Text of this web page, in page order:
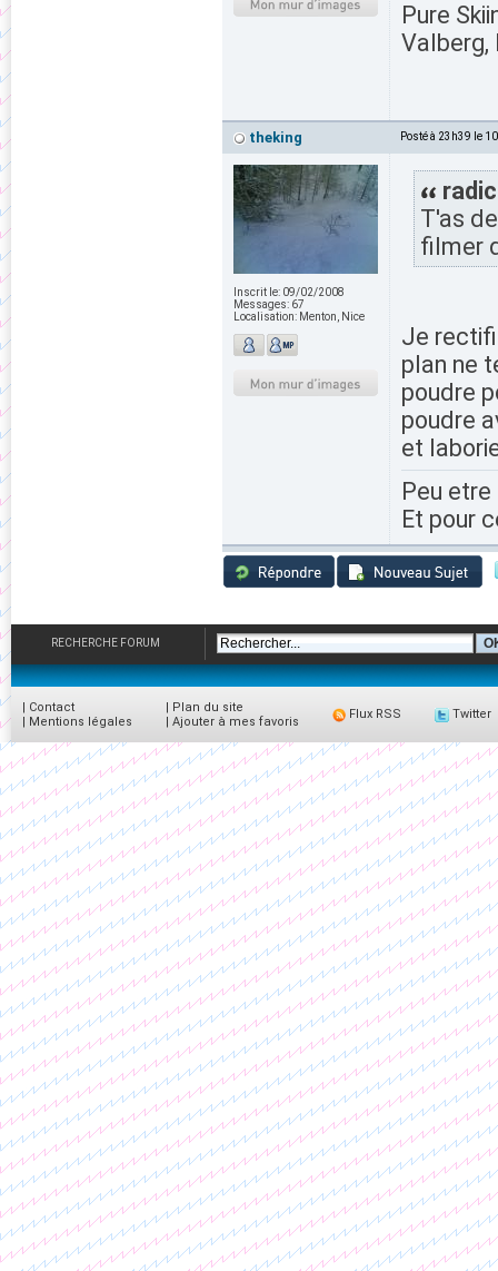
Pure
Valberg,
theking Posté à 23h39 le
Inscrit le: 09/02/2008
Messages: 67
Localisation: Menton, Nice
T'as
filmer
Je
plan ne
poudre
poudre
et
Peu
Et pour
RECHERCHE FORUM
| Contact
| Mentions légales
| Plan du site
| Ajouter à mes favoris
Flux RSS Twitter